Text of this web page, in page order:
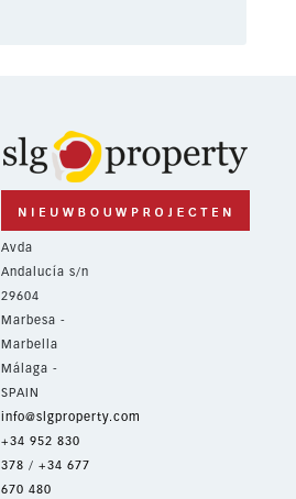
Avda
Andalucía s/n
29604
Marbesa -
Marbella
Málaga -
SPAIN
info@slgproperty.com
+34 952 830
378 / +34 677
670 480